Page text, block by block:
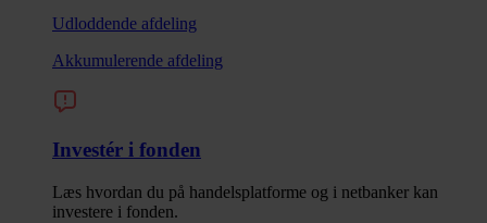
Udloddende afdeling
Akkumulerende afdeling
Investér i fonden
Læs hvordan du på handelsplatforme og i netbanker kan
investere i fonden.